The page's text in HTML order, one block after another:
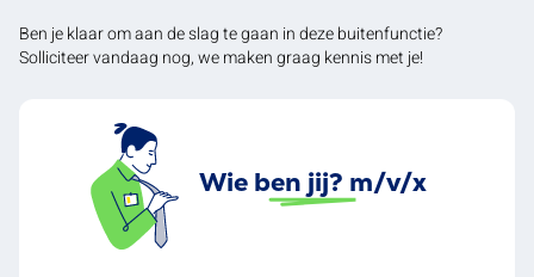
Ben je klaar om aan de slag te gaan in deze buitenfunctie?
Solliciteer vandaag nog, we maken graag kennis met je!
Wie ben jij? m/v/x